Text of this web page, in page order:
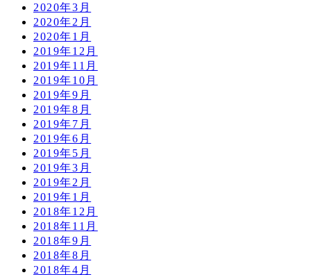
2020年3月
2020年2月
2020年1月
2019年12月
2019年11月
2019年10月
2019年9月
2019年8月
2019年7月
2019年6月
2019年5月
2019年3月
2019年2月
2019年1月
2018年12月
2018年11月
2018年9月
2018年8月
2018年4月